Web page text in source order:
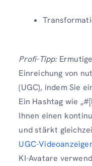
Profi-Tipp:
Einreichung von
(UGC), indem Sie
Ein Hashtag wie
Ihnen einen
und stärkt
UGC-
KI-Avatare